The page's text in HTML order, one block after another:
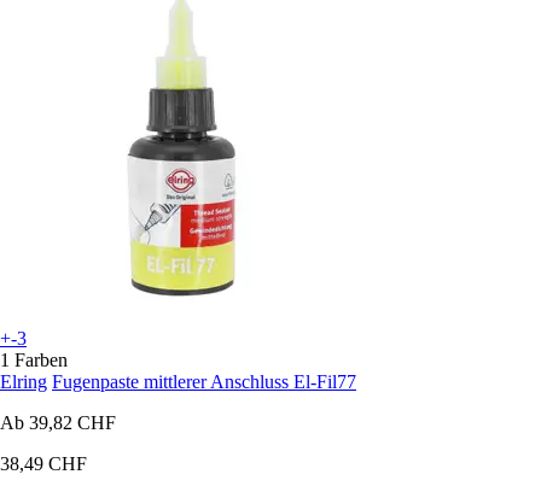
+-3
1 Farben
Elring Fugenpaste mittlerer Anschluss El-Fil77
Ab 39,82 CHF
38,49 CHF